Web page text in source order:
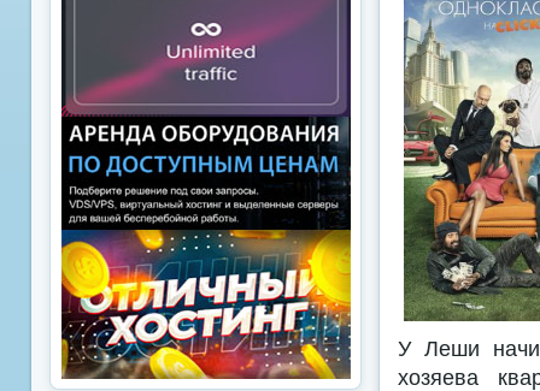
У Леши
хозяева